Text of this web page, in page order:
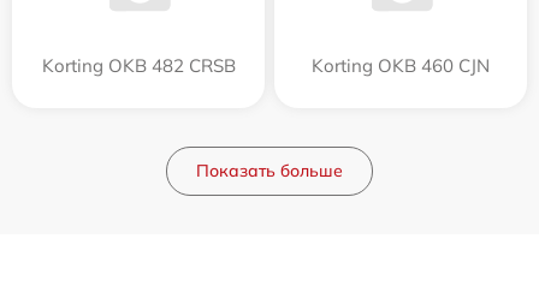
Korting OKB 482 CRSB Korting OKB 460 CJN
Показать больше